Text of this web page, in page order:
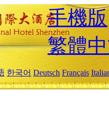
手機版
繁體
한국어 Deutsch Français